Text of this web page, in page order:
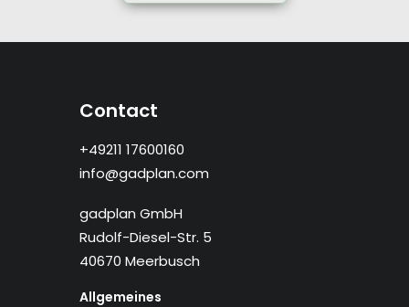
Contact
+49211 17600160
info@gadplan.com
gadplan GmbH
Rudolf-Diesel-Str. 5
40670 Meerbusch
Allgemeines